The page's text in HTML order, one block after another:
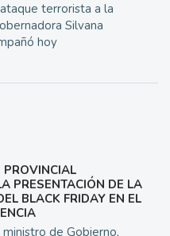
terrorista a la
Silvana
hoy
PROVINCIAL
PRESENTACIÓN DE LA
BLACK FRIDAY EN EL
de Gobierno,